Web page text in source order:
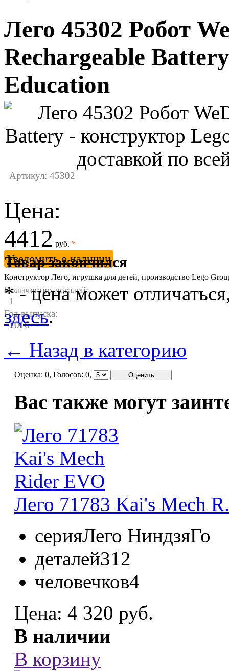
Лего 45302 Робот
Rechargeable
Education
Артикул: 45302
Цена:
4412 руб. *
Товар закончился
Уведомить о наличии
Количество деталей:
1
Год выпуска:
2016
Конструктор Лего, игрушка для детей, производство Lego
* - цена может
здесь.
← Назад в категорию
Оценка: 0, Голосов: 0,
Вас также могут
Лего 71783 Kai's Mech
серияЛего НиндзяГо
деталей312
человечков4
Цена: 4 320 руб.
В наличии
В корзину